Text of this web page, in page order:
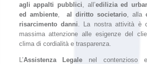
agliappalti pubblici , all’edilizia ed
ed ambiente, al diritto societario, alla
risarcimento danni . La nostra attività è
massima attenzione alle esigenze del
clima di cordialità e trasparenza.
L’Assistenza Legale nel